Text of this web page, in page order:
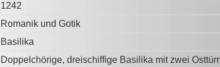
1242
Romanik und Gotik
Basilika
Doppelchörige, dreischiffige Basilika mit zwei